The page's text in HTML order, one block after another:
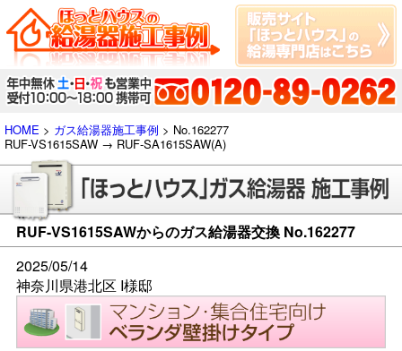
HOME > ガス給湯器施工事例 > No.162277
RUF-VS1615SAW → RUF-SA1615SAW(A)
RUF-VS1615SAWからのガス給湯器交換 No.162277
2025/05/14
神奈川県港北区 I様邸